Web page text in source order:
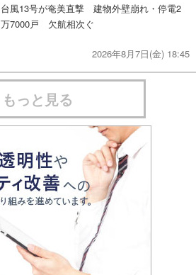
台風13号が奄美直撃 建物外壁崩れ・停電2
万7000戸 欠航相次ぐ
2026年8月7日(金) 18:45
もっと見る